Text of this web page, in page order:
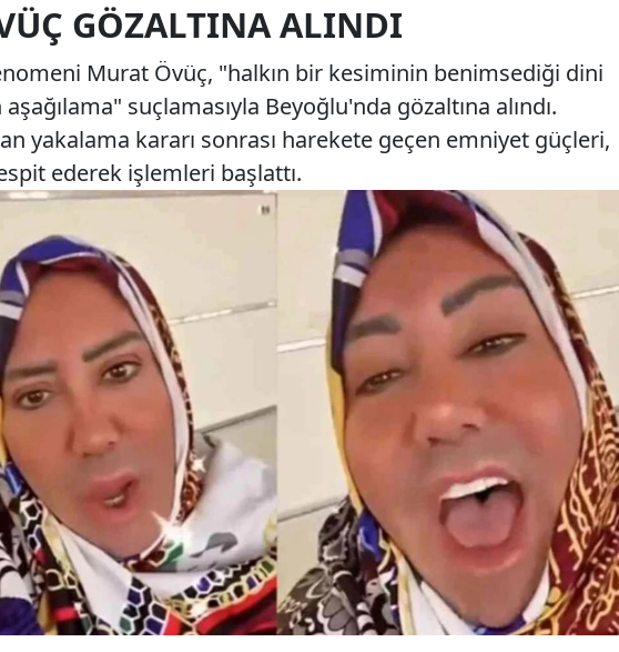
GÖZALTINA ALINDI
Murat Övüç, "halkın bir kesiminin benimsediği dini
suçlamasıyla Beyoğlu'nda gözaltına alındı.
yakalama kararı sonrası harekete geçen emniyet güçleri,
ederek işlemleri başlattı.